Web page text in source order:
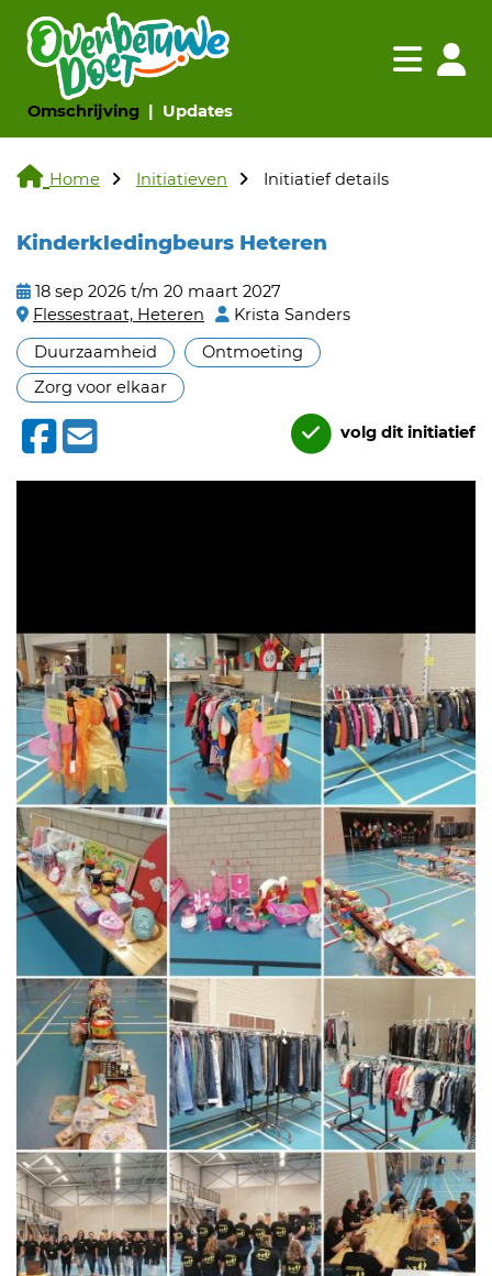
Omschrijving(huidige pagina)
Updates(huidige pagina)
Navigatie
Home Initiatieven Initiatief details
Kinderkledingbeurs Heteren
18 sep 2026 t/m 20 maart 2027
Flessestraat, Heteren
Krista Sanders
Duurzaamheid
Ontmoeting
Zorg voor elkaar
volg dit initiatief